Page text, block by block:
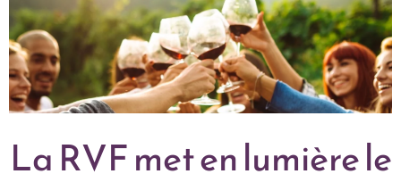
La RVF met en lumière le